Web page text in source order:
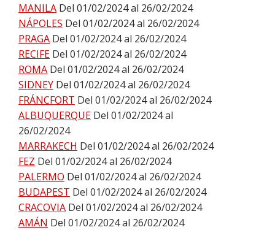
MANILA Del 01/02/2024 al 26/02/2024
NÁPOLES Del 01/02/2024 al 26/02/2024
PRAGA Del 01/02/2024 al 26/02/2024
RECIFE Del 01/02/2024 al 26/02/2024
ROMA Del 01/02/2024 al 26/02/2024
SIDNEY Del 01/02/2024 al 26/02/2024
FRÁNCFORT Del 01/02/2024 al 26/02/2024
ALBUQUERQUE Del 01/02/2024 al
26/02/2024
MARRAKECH Del 01/02/2024 al 26/02/2024
FEZ Del 01/02/2024 al 26/02/2024
PALERMO Del 01/02/2024 al 26/02/2024
BUDAPEST Del 01/02/2024 al 26/02/2024
CRACOVIA Del 01/02/2024 al 26/02/2024
AMÁN Del 01/02/2024 al 26/02/2024